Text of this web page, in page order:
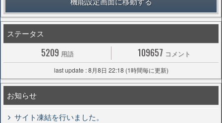
ステータス
5209 用語 109657 コメント
last update : 8月8日 22:18 (1時間毎に更新)
お知らせ
サイト凍結を行いました。